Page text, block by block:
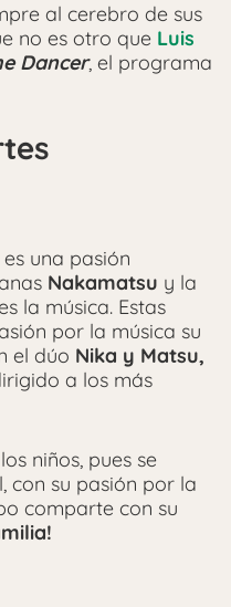
al cerebro de sus
no es otro que Luis
Dancer, el programa
una pasión
Nakamatsu y la
la música. Estas
por la música su
el dúo Nika y Matsu,
a los más
niños, pues se
con su pasión por la
comparte con su